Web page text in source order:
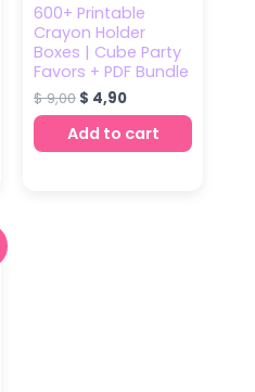
600+ Printable
Crayon Holder
Boxes | Cube Party
Favors + PDF Bundle
$9,00 $ 4,90
Add to cart